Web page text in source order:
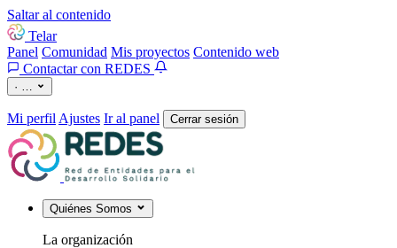
Saltar al contenido
Telar
Panel Comunidad Mis proyectos Contenido web
Contactar con REDES
· …
Mi perfil Ajustes Ir al panel Cerrar sesión
Quiénes Somos
La organización